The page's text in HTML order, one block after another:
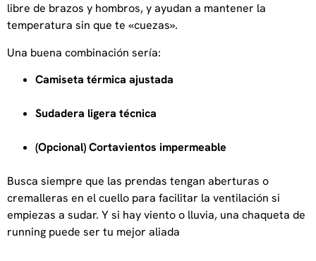
libre de brazos y hombros, y ayudan a mantener la
temperatura sin que te «cuezas».
Una buena combinación sería:
Camiseta térmica ajustada
Sudadera ligera técnica
(Opcional) Cortavientos impermeable
Busca siempre que las prendas tengan aberturas o
cremalleras en el cuello para facilitar la ventilación si
empiezas a sudar. Y si hay viento o lluvia, una chaqueta de
running puede ser tu mejor aliada